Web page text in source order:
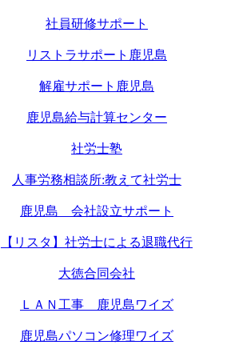
社員研修サポート
リストラサポート鹿児島
解雇サポート鹿児島
鹿児島給与計算センター
社労士塾
人事労務相談所:教えて社労士
鹿児島 会社設立サポート
【リスタ】社労士による退職代行
大徳合同会社
ＬＡＮ工事 鹿児島ワイズ
鹿児島パソコン修理ワイズ